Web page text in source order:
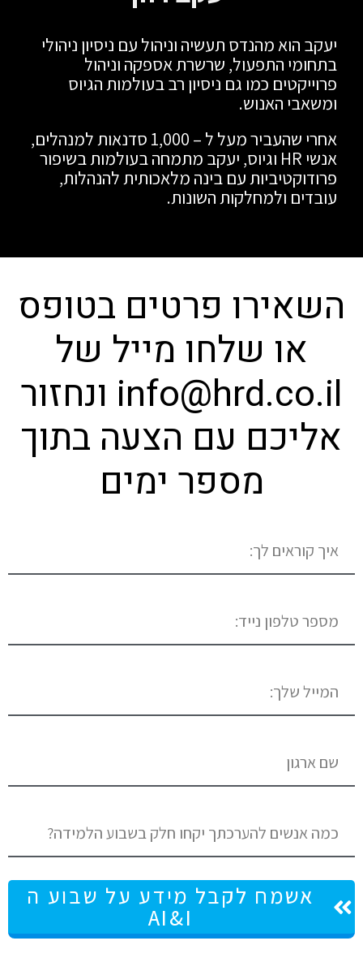
יעקב הוא מהנדס תעשיה וניהול עם ניסיון ניהולי
בתחומי התפעול, שרשרת אספקה וניהול
פרוייקטים כמו גם ניסיון רב בעולמות הגיוס
ומשאבי האנוש.
אחרי שהעביר מעל ל – 1,000 סדנאות למנהלים,
אנשי HR וגיוס, יעקב מתמחה בעולמות בשיפור
פרודוקטיביות עם בינה מלאכותית להנהלות,
עובדים ולמחלקות השונות.
השאירו פרטים בטופס
או שלחו מייל של
info@hrd.co.il ונחזור
אליכם עם הצעה בתוך
מספר ימים
אשמח לקבל מידע על שבוע ה
AI&I